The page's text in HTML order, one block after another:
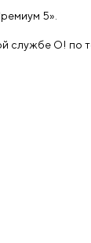
5».
службе О! по